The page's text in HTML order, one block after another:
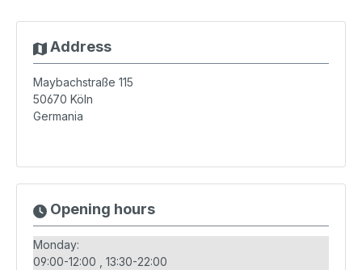
Address
Maybachstraße 115
50670 Köln
Germania
Opening hours
Monday:
09:00-12:00
13:30-22:00